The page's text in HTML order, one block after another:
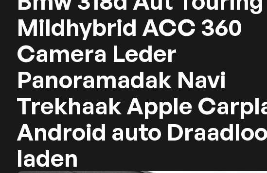
Mildhybrid ACC 360
Camera Leder
Panoramadak Navi
Trekhaak Apple
Android auto
laden